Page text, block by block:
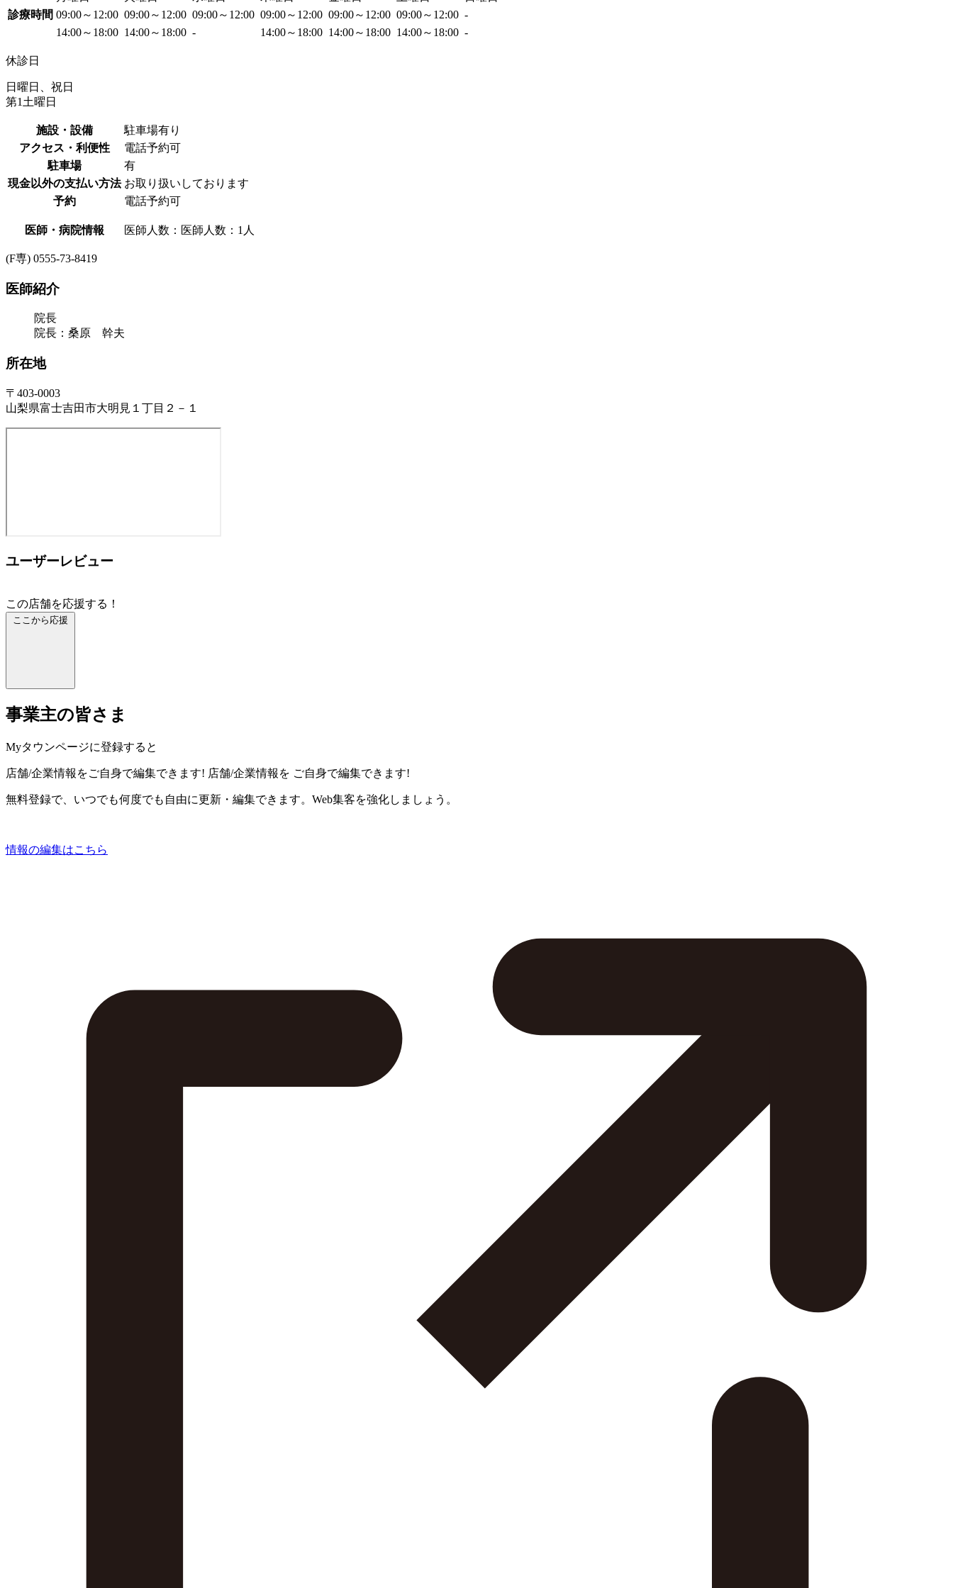
診療時間 09:00～12:00 09:00～12:00 09:00～12:00 09:00～12:00 09:00～12:00 09:00～12:00 -
14:00～18:00 14:00～18:00 - 14:00～18:00 14:00～18:00 14:00～18:00 -
休診日
日曜日、祝日
第1土曜日
施設・設備
駐車場有り
アクセス・利便性
電話予約可
駐車場
有
現金以外の支払い方法 お取り扱いしております
予約
電話予約可
医師・病院情報 医師人数：医師人数：1人
(F専) 0555-73-8419
医師紹介
院長
院長：桑原 幹夫
所在地
〒403-0003
山梨県富士吉田市大明見１丁目２－１
ユーザーレビュー
この店舗を応援する！
ここから応援
事業主の皆さま
Myタウンページに登録すると
店舗/企業情報をご自身で編集できます! 店舗/企業情報を ご自身で編集できます!
無料登録で、いつでも何度でも自由に更新・編集できます。Web集客を強化しましょう。
情報の編集はこちら